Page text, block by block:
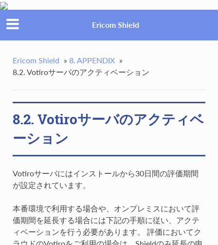
Ericom Shield
Ericom Shield » 8. APPENDIX »
8.2. Votiroサーバのアクティベーション
8.2. Votiroサーバのアクティベ
ーション
Votiroサーバにはインストールから30日間の評価期間
が設定されています。
本番環境で利用する場合や、オンプレミスにおいて評
価期間を延長する場合には下記の手順に従い、アクテ
ィベーションを行う必要があります。 評価においてク